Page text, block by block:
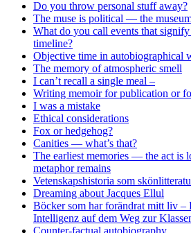
Do you throw personal stuff away?
The muse is political — the
What do you call events that
timeline?
Objective time in autobiographical
The memory of atmospheric smell
I can’t recall a single meal –
Writing memoir for publication or
I was a mistake
Ethical considerations
Fox or hedgehog?
Canities — what’s that?
The earliest memories — the act is
metaphor remains
Vetenskapshistoria som
Dreaming about Jacques Ellul
Böcker som har forändrat mitt liv
Intelligenz auf dem Weg zur
Counter-factual autobiography